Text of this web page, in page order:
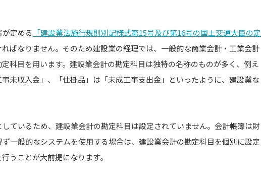
定める 「建設業法施行規則別記様式第15号及び第16号の国土交通大臣の定
ばなりません。そのため建設業の経理では、一般的な商業会計・工業会計
科目を用います。建設業会計の勘定科目は独特の名称のものが多く、例え
未収入金」、「仕掛品」は「未成工事支出金」といったように、建設業な
ているため、建設業会計の勘定科目は設定されていません。会計帳簿は財
一般的なシステムを使用する場合は、建設業会計の勘定科目を個別に設定
うことが大前提になります。